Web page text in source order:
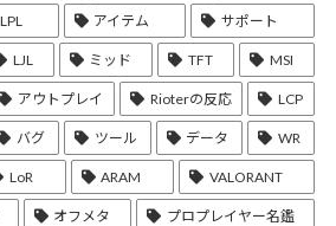
LPL アイテム サポート
LJL ミッド TFT MSI
アウトプレイ Rioterの反応 LCP
バグ ツール データ WR
LoR ARAM VALORANT
オフメタ プロプレイヤー名鑑